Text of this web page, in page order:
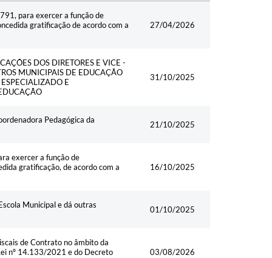
para exercer a função de
gratificação de acordo com a
27/04/2026
DOS DIRETORES E VICE -
MUNICIPAIS DE EDUCAÇÃO
E
31/10/2025
Pedagógica da 21/10/2025
exercer a função de
gratificação, de acordo com a
16/10/2025
Municipal e dá outras 01/10/2025
de Contrato no âmbito da
nº 14.133/2021 e do Decreto
03/08/2026